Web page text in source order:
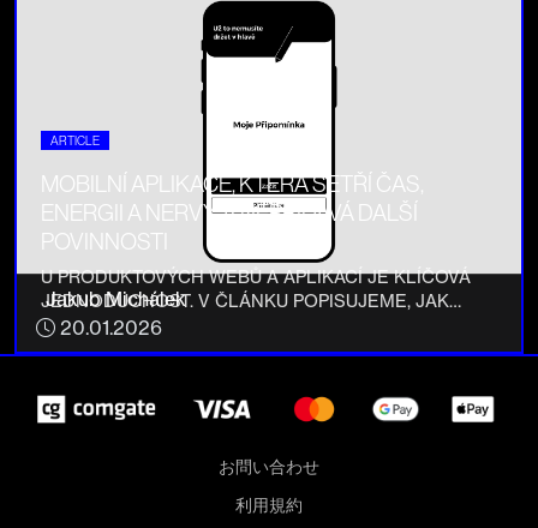
ARTICLE
MOBILNÍ APLIKACE, KTERÁ ŠETŘÍ ČAS,
ENERGII A NERVY, A NEPŘIDÁVÁ DALŠÍ
POVINNOSTI
U PRODUKTOVÝCH WEBŮ A APLIKACÍ JE KLÍČOVÁ
JEDNODUCHOST. V ČLÁNKU POPISUJEME, JAK
PŘEMÝŠLÍME NAD NÁVRHEM DIGITÁLNÍCH
PRODUKTŮ, KTERÉ MAJÍ UŽIVATELŮM SKUTEČNĚ
Jakub Michálek
20.01.2026
お問い合わせ
利用規約